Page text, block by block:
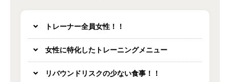
トレーナー全員女性！！
女性に特化したトレーニングメニュー
リバウンドリスクの少ない食事！！